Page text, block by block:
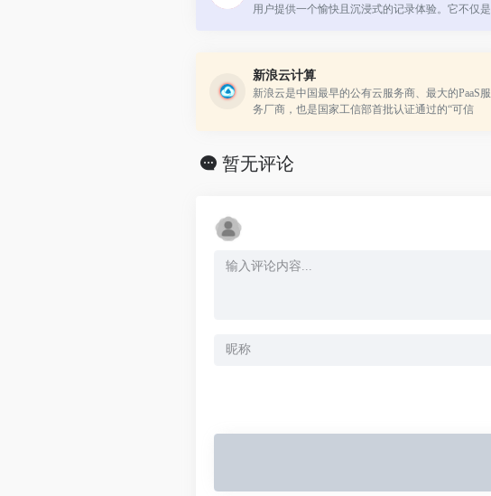
用户提供一个愉快且沉浸式的记录体验。它不仅是
新浪云计算
新浪云是中国最早的公有云服务商、最大的PaaS服
务厂商，也是国家工信部首批认证通过的“可信
暂无评论